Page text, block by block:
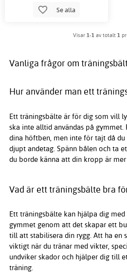
Se alla
Visar 1-1 av totalt 1
Vanliga frågor om
Hur använder man ett
Ett träningsbälte är för dig som vill
ska inte alltid användas på gymmet.
dina höftben, men inte för tajt då
djupt andetag. Spänn bålen och ta
du borde känna att din kropp är mer
Vad är ett träningsbälte bra
Ett träningsbälte kan hjälpa dig
gymmet genom att det skapar ett
till att stabilisera din rygg. Att ha en
viktigt när du tränar med vikter,
undviker skador och hjälper dig till
träning.